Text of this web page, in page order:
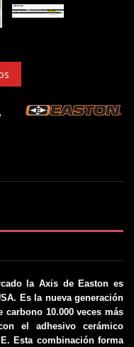
la Axis de Easton es
Es la nueva generación
10.000 veces más
el adhesivo cerámico
Esta combinación forma